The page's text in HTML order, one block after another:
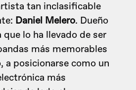
tan inclasificable
Daniel Melero. Dueño
lo ha llevado de ser
más memorables
a posicionarse como un
más